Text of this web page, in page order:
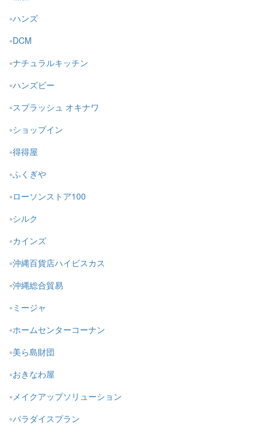
ハンズ
DCM
ナチュラルキッチン
ハンズビー
スプラッシュ オキナワ
ショップイン
得得屋
ふくぎや
ローソンストア100
シルク
カインズ
沖縄百貨店ハイビスカス
沖縄総合貿易
ミージャ
ホームセンターコーナン
美ら島財団
おきなわ屋
メイクアップソリューション
パラダイスプラン